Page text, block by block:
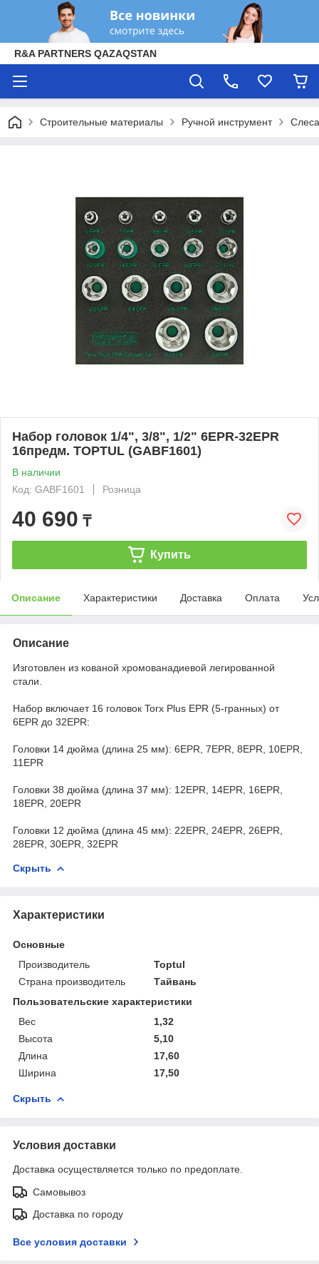
R&A PARTNERS QAZAQSTAN
Строительные материалы Ручной инструмент
Набор головок 1/4", 3/8", 1/2" 6EPR-32EPR
16предм. TOPTUL (GABF1601)
В наличии
Код: GABF1601
Розница
40 690 ₸
Купить
Описание Характеристики Доставка Оплата
Описание
Изготовлен из кованой хромованадиевой легированной
стали.
Набор включает 16 головок Torx Plus EPR (5-гранных) от
6EPR до 32EPR:
Головки 14 дюйма (длина 25 мм): 6EPR, 7EPR, 8EPR, 10EPR,
11EPR
Головки 38 дюйма (длина 37 мм): 12EPR, 14EPR, 16EPR,
18EPR, 20EPR
Головки 12 дюйма (длина 45 мм): 22EPR, 24EPR, 26EPR,
28EPR, 30EPR, 32EPR
Скрыть
Характеристики
Основные
Производитель
Toptul
Страна производитель
Тайвань
Пользовательские характеристики
Вес
1,32
Высота
5,10
Длина
17,60
Ширина
17,50
Скрыть
Условия доставки
Доставка осуществляется только по предоплате.
Самовывоз
Доставка по городу
Все условия доставки